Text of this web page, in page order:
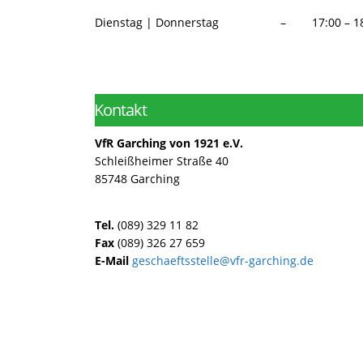
Dienstag | Donnerstag – 17:00 –
ㅤKontakt
VfR Garching von 1921 e.V.
Schleißheimer Straße 40
85748 Garching
Tel. (089) 329 11 82
Fax (089) 326 27 659
E-Mail geschaeftsstelle@vfr-garching.de